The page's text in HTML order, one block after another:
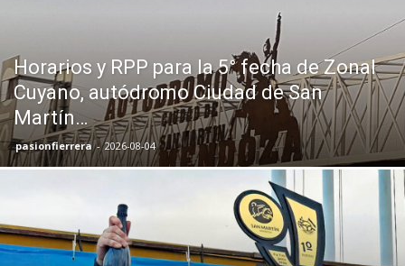
Horarios y RPP para la 5° fecha de Zonal
Cuyano, autódromo Ciudad de San
Martín…
pasionfierrera - 2026-08-04